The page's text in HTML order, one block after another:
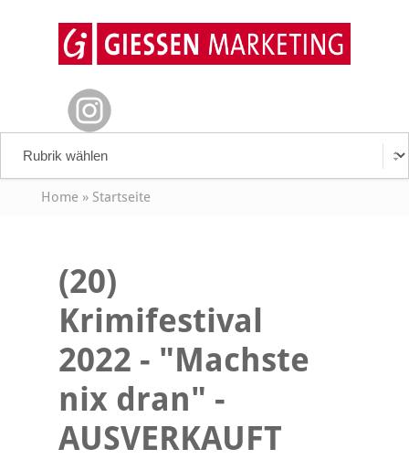
Home» Startseite
(20)
Krimifestival
2022 - "Machste
nix dran" -
AUSVERKAUFT